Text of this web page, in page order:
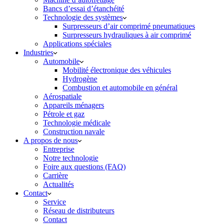
Bancs d’essai d’étanchéité
Technologie des systèmes
Surpresseurs d’air comprimé pneumatiques
Surpresseurs hydrauliques à air comprimé
Applications spéciales
Industries
Automobile
Mobilité électronique des véhicules
Hydrogène
Combustion et automobile en général
Aérospatiale
Appareils ménagers
Pétrole et gaz
Technologie médicale
Construction navale
A propos de nous
Entreprise
Notre technologie
Foire aux questions (FAQ)
Carrière
Actualités
Contact
Service
Réseau de distributeurs
Contact